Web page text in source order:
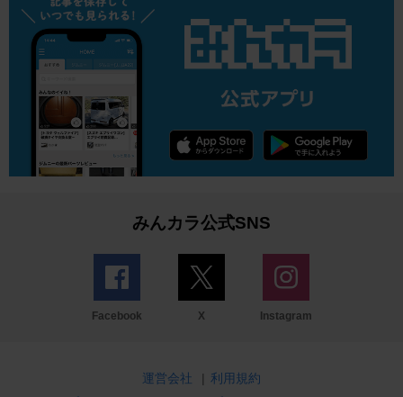
みんカラ公式SNS
Facebook X Instagram
運営会社 | 利用規約